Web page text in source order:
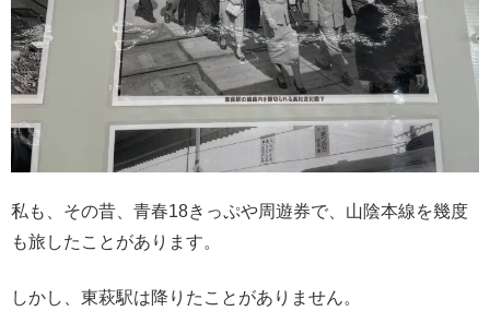
私も、その昔、青春18きっぷや周遊券で、山陰本線を幾度
も旅したことがあります。
しかし、東萩駅は降りたことがありません。